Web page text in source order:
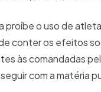
proíbe o uso de
conter os efeitos
às comandadas
com a matéria